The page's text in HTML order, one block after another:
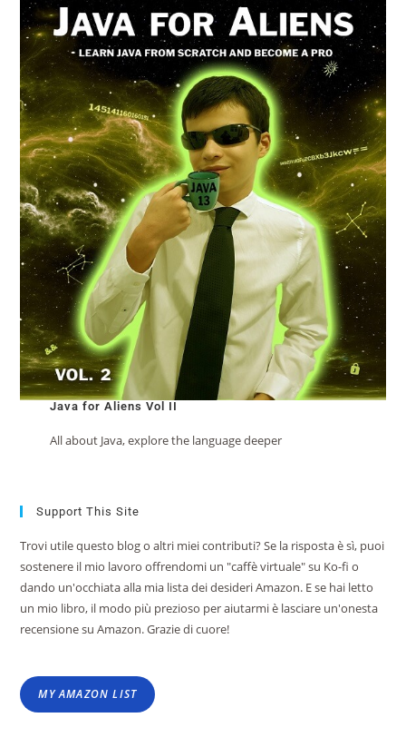
Java for Aliens Vol II
All about Java, explore the language deeper
Support This Site
Trovi utile questo blog o altri miei contributi? Se la risposta è sì, puoi
sostenere il mio lavoro offrendomi un "caffè virtuale" su Ko-fi o
dando un'occhiata alla mia lista dei desideri Amazon. E se hai letto
un mio libro, il modo più prezioso per aiutarmi è lasciare un'onesta
recensione su Amazon. Grazie di cuore!
MY AMAZON LIST